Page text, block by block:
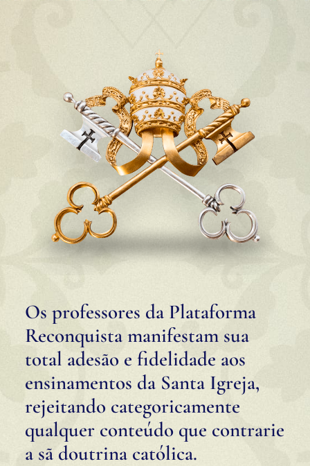
Os professores da Plataforma
Reconquista manifestam sua
total adesão e fidelidade aos
ensinamentos da Santa Igreja,
rejeitando categoricamente
qualquer conteúdo que contrarie
a sã doutrina católica.